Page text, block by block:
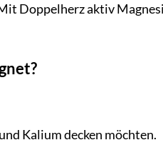
Doppelherz aktiv
Kalium decken möchten.